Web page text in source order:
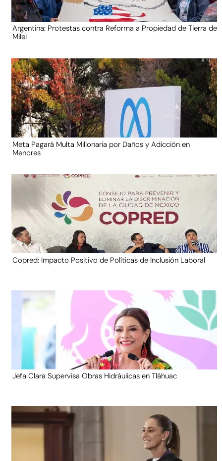
Argentina: Protestas contra Reforma a Propiedad de Tierra de
Milei
Meta Pagará Multa Millonaria por Daños y Adicción en
Menores
Copred: Impacto Positivo de Políticas de Inclusión Laboral
Jefa Clara Supervisa Obras Hidráulicas en Tláhuac